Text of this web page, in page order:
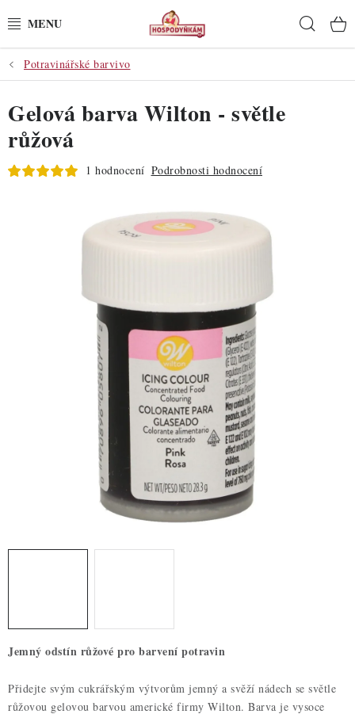
na
POTŘEBY
POMŮCKY
SUROVINY
PRO OSLAVY
ZDRAVÉ PEČENÍ
DÁRKOVÉ POUKAZY
TÉMATICKÉ PRODUKTY
Hodnocení obchodu
Blog
Moje objednávka
Podmínky ochrany osobních údajů
Potravinářské barvivo
Jemný odstín růžové pro barvení potravin
Přidejte svým cukrářským výtvorům jemný a svěží nádech se světle
růžovou gelovou barvou americké firmy Wilton. Barva je vysoce
Gelová barva Wilton - světle
růžová
1 hodnocení Podrobnosti hodnocení